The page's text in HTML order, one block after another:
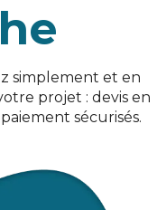
simplement et en
projet : devis en
sécurisés.